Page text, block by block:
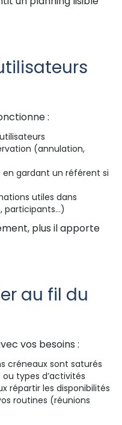
:
(annulation,
en gardant un référent si
utiles dans
participants…)
plus il apporte
au fil du
vos besoins :
créneaux sont saturés
types d’activités
répartir les disponibilités
routines (réunions